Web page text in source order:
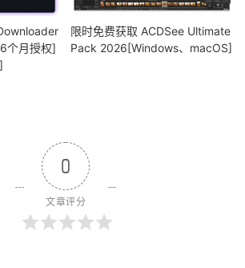
个月授权]
限时免费获取 ACDSee Ultimate
Pack 2026[Windows、macOS]
0
文章评分